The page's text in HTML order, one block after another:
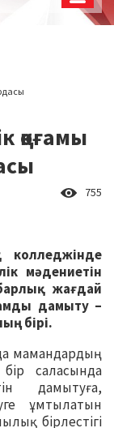
қоғамы
755
колледжінде
мәдениетін
жағдай
дамыту –
бірі.
мамандардың
саласында
дамытуға,
ұмтылатын
бірлестігі